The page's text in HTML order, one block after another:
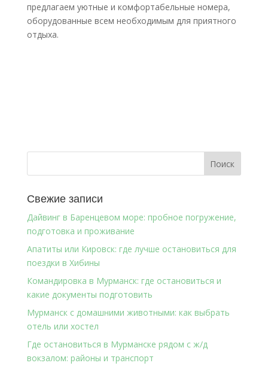
предлагаем уютные и комфортабельные номера,
оборудованные всем необходимым для приятного
отдыха.
Свежие записи
Дайвинг в Баренцевом море: пробное погружение,
подготовка и проживание
Апатиты или Кировск: где лучше остановиться для
поездки в Хибины
Командировка в Мурманск: где остановиться и
какие документы подготовить
Мурманск с домашними животными: как выбрать
отель или хостел
Где остановиться в Мурманске рядом с ж/д
вокзалом: районы и транспорт